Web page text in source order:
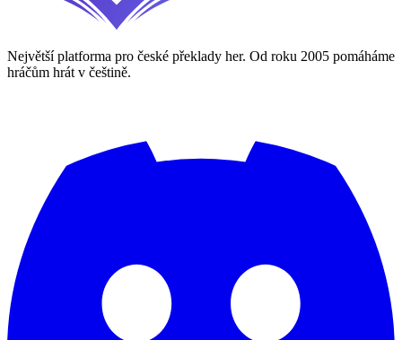
Největší platforma pro české překlady her. Od roku 2005 pomáháme
hráčům hrát v češtině.